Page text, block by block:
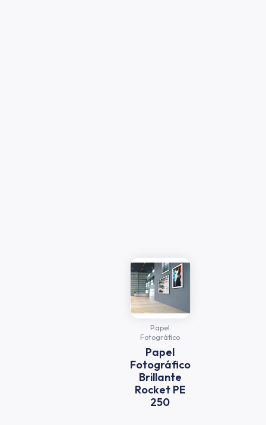
Papel
Fotográfico
Papel
Fotográfico
Brillante
Rocket PE
250